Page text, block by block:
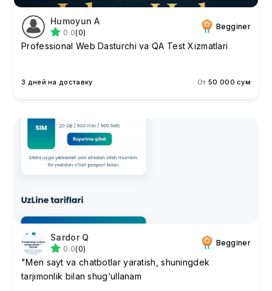
Humoyun A
0.0(0)
Begginer
Professional Web Dasturchi va QA Test Xizmatlari
3 дней на доставку От 50 000 сум
Sardor Q
0.0(0)
Begginer
"Men sayt va chatbotlar yaratish, shuningdek
tarjimonlik bilan shug‘ullanam